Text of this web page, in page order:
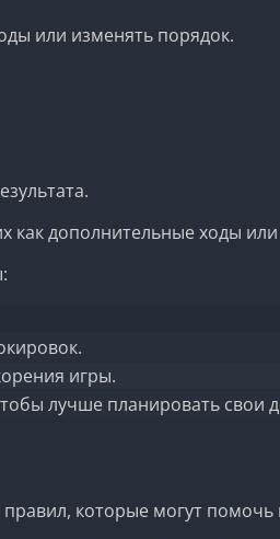
или изменять порядок.
как дополнительные ходы
игры.
лучше планировать свои
которые могут